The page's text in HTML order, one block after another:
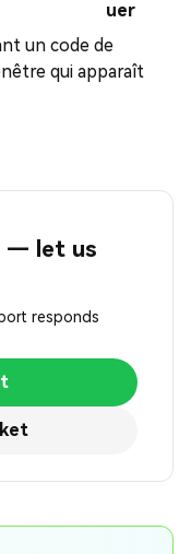
uer
un code de
qui apparaît
— let us
responds